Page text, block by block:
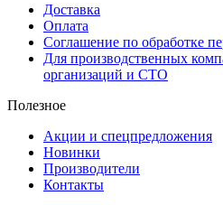
Доставка
Оплата
Соглашение по обработке
Для производственных
организаций и СТО
Полезное
Акции и спецпредложения
Новинки
Производители
Контакты